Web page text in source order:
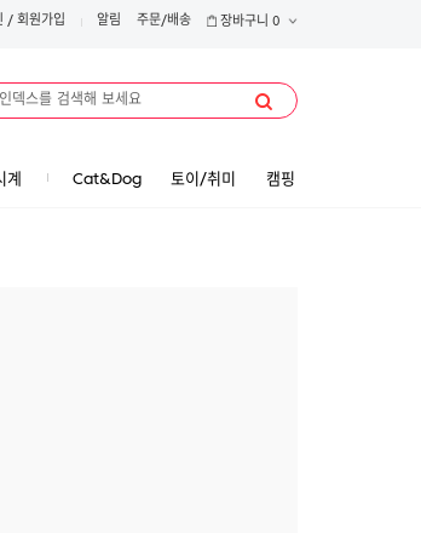
/ 회원가입 알림 주문/배송 장바구니 0
계 Cat&Dog 토이/취미 캠핑